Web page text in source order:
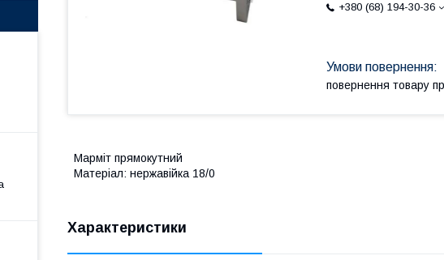
+380 (68) 194-30-36
повернення товару
Марміт прямокутний
Матеріал: нержавійка 18/0
Характеристики